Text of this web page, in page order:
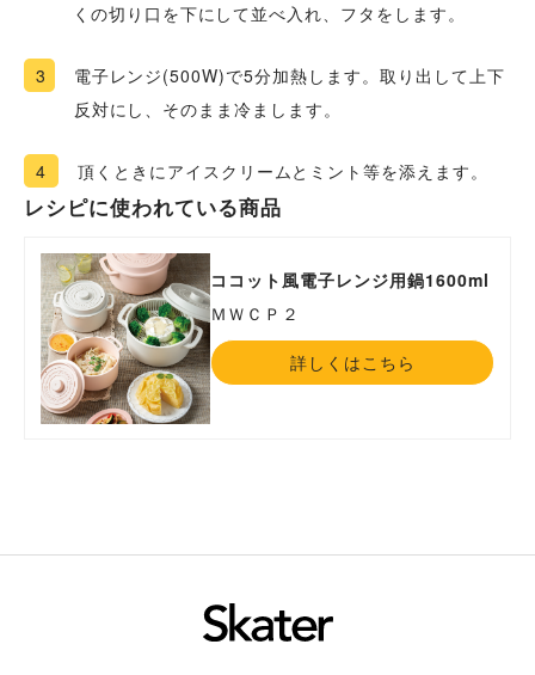
くの切り口を下にして並べ入れ、フタをします。
3
電子レンジ(500W)で5分加熱します。取り出して上下
反対にし、そのまま冷まします。
4 頂くときにアイスクリームとミント等を添えます。
レシピに使われている商品
ココット風電子レンジ用鍋1600ml
ＭＷＣＰ２
詳しくはこちら